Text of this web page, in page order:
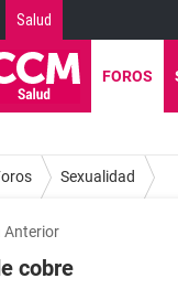
Salud
FOROS
Sexualidad
Anterior
cobre